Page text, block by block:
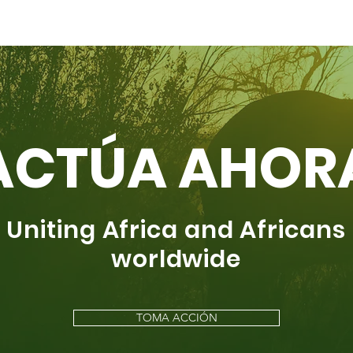
Uniting Africa and Africans
worldwide
TOMA ACCIÓN